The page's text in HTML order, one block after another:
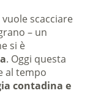
vuole scacciare
– un
si è
. Oggi questa
al tempo
contadina e